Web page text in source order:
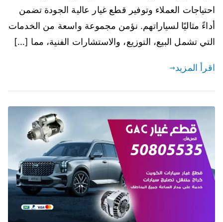
احتياجات العملاء وتوفير قطع غيار عالية الجودة تضمن
أداءً مثاليًا لسياراتهم. نؤمن مجموعة واسعة من الخدمات
التي تشمل البيع، التوزيع، والاستشارات الفنية، مما […]
اقرأ المزيد